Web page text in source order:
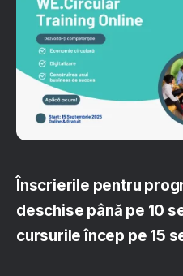
Înscrierile pentru
deschise până pe 10
cursurile încep pe 15